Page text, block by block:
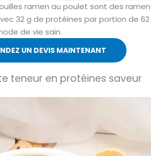
ramen au poulet sont des ramen
32 g de protéines par portion de 62
de vie sain.
UN DEVIS MAINTENANT
teneur en protéines saveur